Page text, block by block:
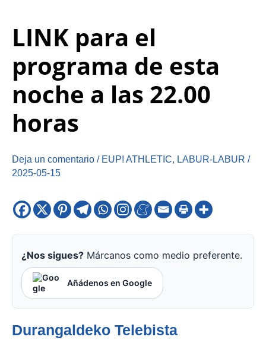
LINK para el
programa de esta
noche a las 22.00
horas
Deja un comentario / EUP! ATHLETIC, LABUR-LABUR /
2025-05-15
¿Nos sigues? Márcanos como medio preferente.
Añádenos en Google
Durangaldeko Telebista